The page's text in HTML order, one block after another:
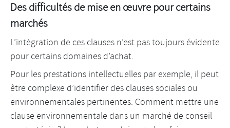
Des difficultés de mise en œuvre pour certains
marchés
L’intégration de ces clauses n’est pas toujours évidente
pour certains domaines d’achat.
Pour les prestations intellectuelles par exemple, il peut
être complexe d’identifier des clauses sociales ou
environnementales pertinentes. Comment mettre une
clause environnementale dans un marché de conseil